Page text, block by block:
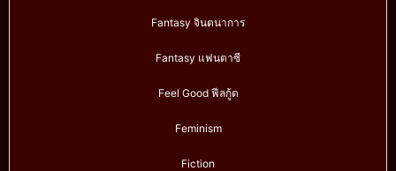
Fantasy จินตนาการ
Fantasy แฟนตาซี
Feel Good ฟีลกู้ด
Feminism
Fiction